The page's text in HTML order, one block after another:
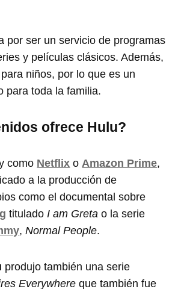
por ser un servicio de programas
y películas clásicos. Además,
niños, por lo que es un
para toda la familia.
ofrece Hulu?
como Netflix o Amazon Prime,
a la producción de
como el documental sobre
titulado I am Greta o la serie
,Normal People.
produjo también una serie
Everywhere que también fue